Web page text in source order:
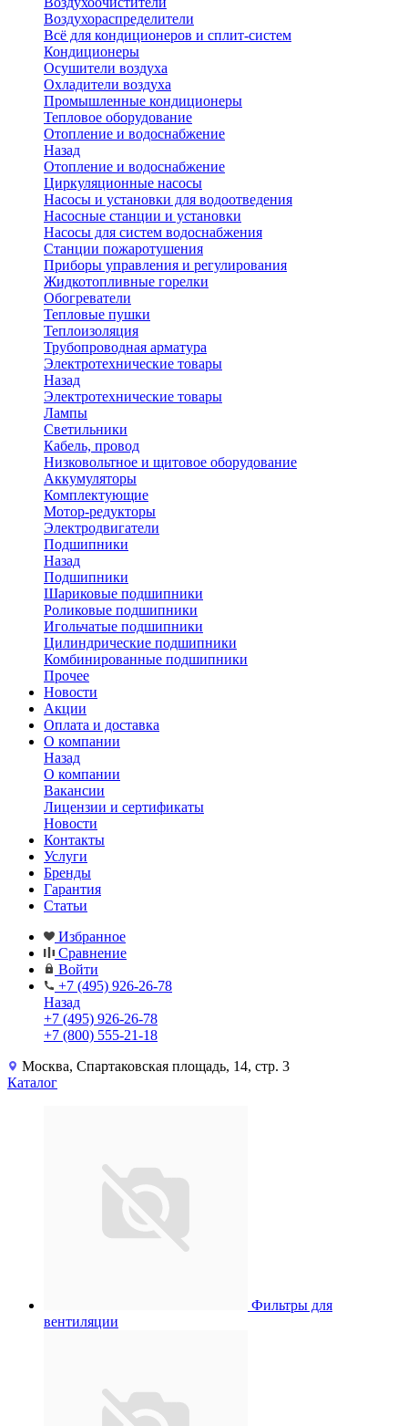
Воздухораспределители
Всё для кондиционеров и сплит-систем
Кондиционеры
Осушители воздуха
Охладители воздуха
Промышленные кондиционеры
Тепловое оборудование
Отопление и водоснабжение
Назад
Отопление и водоснабжение
Циркуляционные насосы
Насосы и установки для водоотведения
Насосные станции и установки
Насосы для систем водоснабжения
Станции пожаротушения
Приборы управления и регулирования
Жидкотопливные горелки
Обогреватели
Тепловые пушки
Теплоизоляция
Трубопроводная арматура
Электротехнические товары
Назад
Электротехнические товары
Лампы
Светильники
Кабель, провод
Низковольтное и щитовое оборудование
Аккумуляторы
Комплектующие
Мотор-редукторы
Электродвигатели
Подшипники
Назад
Подшипники
Шариковые подшипники
Роликовые подшипники
Игольчатые подшипники
Цилиндрические подшипники
Комбинированные подшипники
Прочее
Новости
Акции
Оплата и доставка
О компании
Назад
О компании
Вакансии
Лицензии и сертификаты
Новости
Контакты
Услуги
Бренды
Гарантия
Статьи
Избранное
Сравнение
Войти
+7 (495) 926-26-78
Назад
+7 (495) 926-26-78
+7 (800) 555-21-18
Москва, Спартаковская площадь, 14, стр. 3
Каталог
Фильтры для
вентиляции